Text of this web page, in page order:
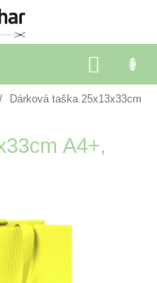
KOŠÍK
/
Dárková taška 25x13x33cm
A4+,